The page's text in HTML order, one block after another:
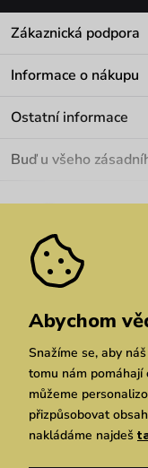
Zákaznická podpora
Informace o nákupu
Materiály a údržba
Pozáruční opravy
Ostatní informace
Velkoobchod
We Care
Dárkové poukazy
Vuchlook
Prodejny
Praha Brno
Buď u všeho
Zásady ochrany
Abychom
Snažíme se, aby
tomu nám pomáhají
můžeme
přizpůsobovat
nakládáme najdeš